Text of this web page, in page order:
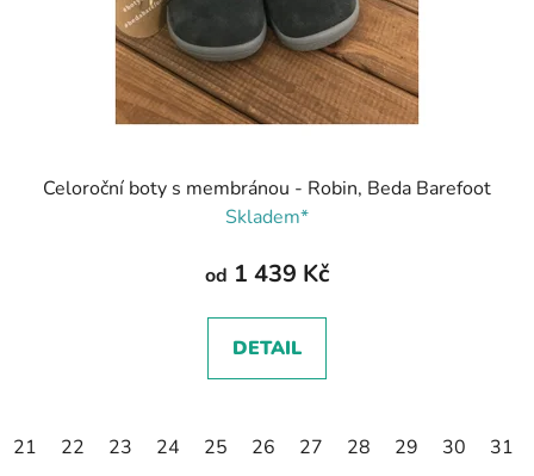
Celoroční boty s membránou - Robin, Beda Barefoot
Skladem*
od 1 439 Kč
DETAIL
21 22 23 24 25 26 27 28 29 30 31